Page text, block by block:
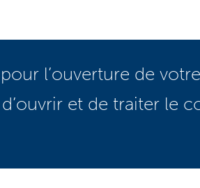
l’ouverture de
et de traiter le